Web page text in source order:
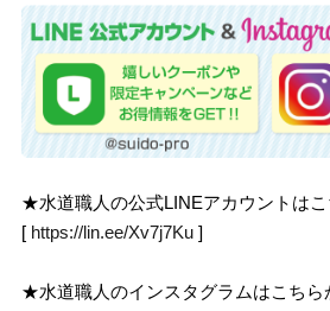
★水道職人の公式LINEアカウントはこ
[ https://lin.ee/Xv7j7Ku ]
★水道職人のインスタグラムはこちら